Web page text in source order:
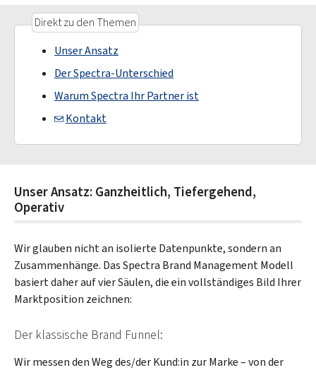
Direkt zu den Themen
Unser Ansatz
Der Spectra-Unterschied
Warum Spectra Ihr Partner ist
Kontakt
Unser Ansatz: Ganzheitlich, Tiefergehend,
Operativ
Wir glauben nicht an isolierte Datenpunkte, sondern an
Zusammenhänge. Das Spectra Brand Management Modell
basiert daher auf vier Säulen, die ein vollständiges Bild Ihrer
Marktposition zeichnen:
Der klassische Brand Funnel:
Wir messen den Weg des/der Kund:in zur Marke – von der